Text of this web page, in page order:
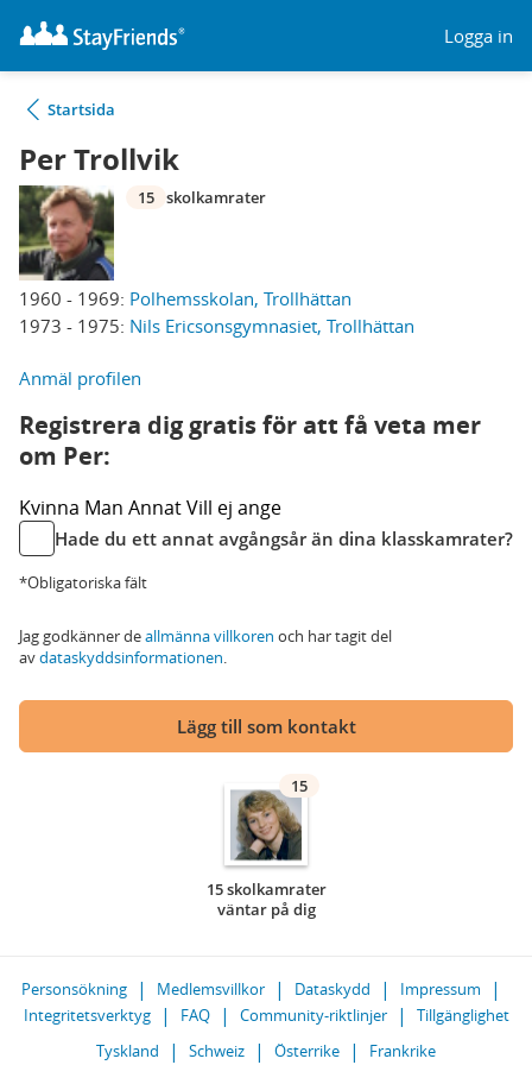
Logga in
Startsida
Per Trollvik
1960 - 1969: Polhemsskolan, Trollhättan
1973 - 1975: Nils Ericsonsgymnasiet, Trollhättan
15 skolkamrater
Anmäl profilen
Registrera dig gratis för att få veta mer
om Per:
Kvinna Man AnnatVill ej ange
Hade du ett annat avgångsår än dina klasskamrater?
*Obligatoriska fält
Jag godkänner deallmänna villkoren och har tagit del
avdataskyddsinformationen.
Lägg till som kontakt
15
15 skolkamrater
väntar på dig
Personsökning Medlemsvillkor Dataskydd
Impressum
Integritetsverktyg
FAQ Community-riktlinjer
Tillgänglighet
Tyskland
Schweiz Österrike Frankrike